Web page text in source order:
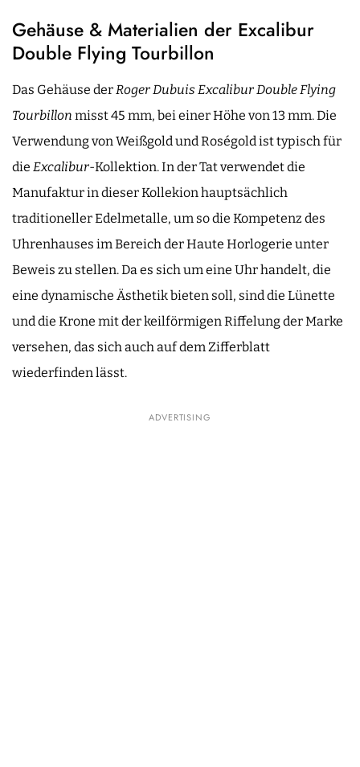
Gehäuse & Materialien der Excalibur
Double Flying Tourbillon
Das Gehäuse der Roger Dubuis Excalibur Double Flying
Tourbillon misst 45 mm, bei einer Höhe von 13 mm. Die
Verwendung von Weißgold und Roségold ist typisch für
die Excalibur-Kollektion. In der Tat verwendet die
Manufaktur in dieser Kollekion hauptsächlich
traditioneller Edelmetalle, um so die Kompetenz des
Uhrenhauses im Bereich der Haute Horlogerie unter
Beweis zu stellen. Da es sich um eine Uhr handelt, die
eine dynamische Ästhetik bieten soll, sind die Lünette
und die Krone mit der keilförmigen Riffelung der Marke
versehen, das sich auch auf dem Zifferblatt
wiederfinden lässt.
ADVERTISING